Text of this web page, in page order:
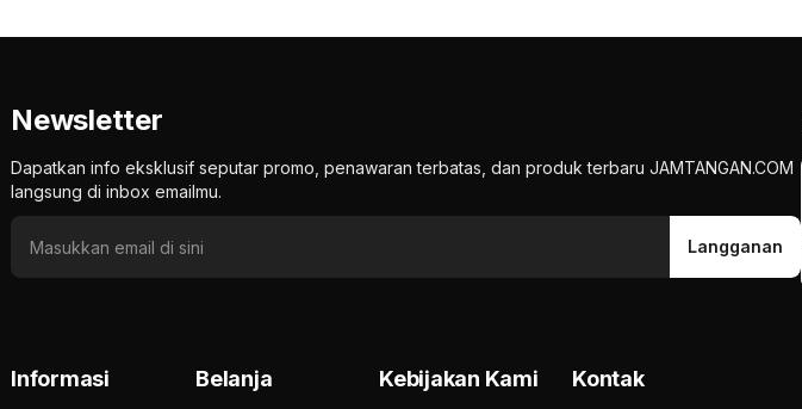
Newsletter
Dapatkan info eksklusif seputar promo, penawaran terbatas, dan produk terbaru JAMTANGAN.COM
langsung di inbox emailmu.
Langganan
Informasi Belanja Kebijakan Kami Kontak